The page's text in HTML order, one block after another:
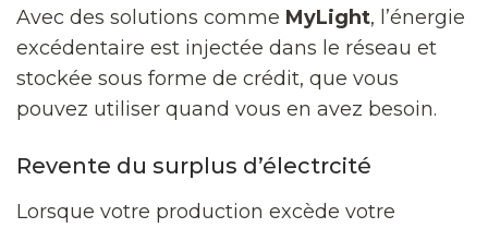
Avec des solutions comme MyLight, l’énergie
excédentaire est injectée dans le réseau et
stockée sous forme de crédit, que vous
pouvez utiliser quand vous en avez besoin.
Revente du surplus d’électrcité
Lorsque votre production excède votre